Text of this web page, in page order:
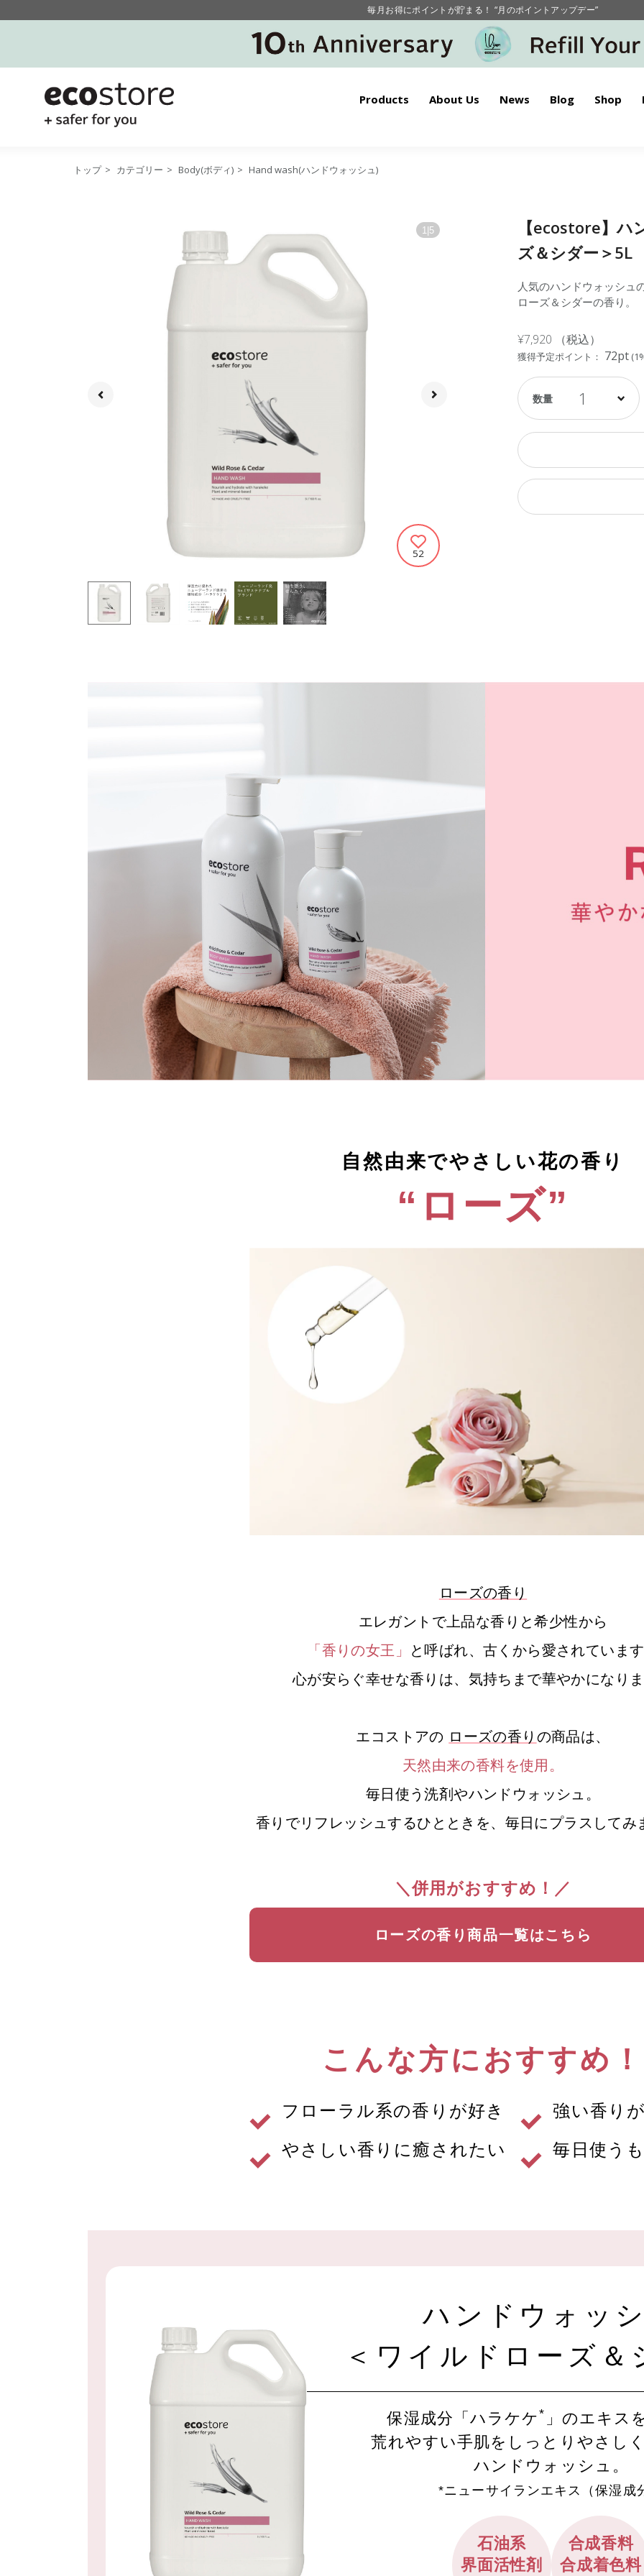
毎月お得にポイントが貯まる！ “月のポイントアップデー”
【重要】お盆期間中のお問い合わせと商品配送に関しまして
毎月お得にポイントが貯まる！ “月のポイントアップデー”
Products About Us News Blog Shop
トップ > カテゴリー > Body(ボディ) > Hand wash(ハンドウォッシュ)
1 |5
52
【ecostore】ハ
ズ＆シダー＞5L
人気のハンドウォッシュ
ローズ＆シダーの香り。
¥7,920 （税込）
獲得予定ポイント： 72pt
1
自然由来でやさしい花の香り
“ローズ”
ローズの香り
エレガントで上品な香りと希少性から
「香りの女王」
と呼ばれ、古くから愛されています
心が安らぐ幸せな香りは、気持ちまで華やかになりま
エコストアの ローズの香り の商品は、
天然由来の香料を使用。
毎日使う洗剤やハンドウォッシュ。
香りでリフレッシュするひとときを、 毎日にプラスしてみ
＼併用がおすすめ！／
ローズの香り商品一覧はこちら
こんな方におすすめ！
フローラル系の香りが好き
強い香り
やさしい香りに癒されたい
毎日使う
ハンドウォッ
＜ワイルドローズ＆
保湿成分「ハラケケ* 」のエキス
荒れやすい手肌をしっとりやさし
ハンドウォッシュ。
*ニューサイランエキス（保湿成
石油系
界面活性剤
合成香料
合成着色料